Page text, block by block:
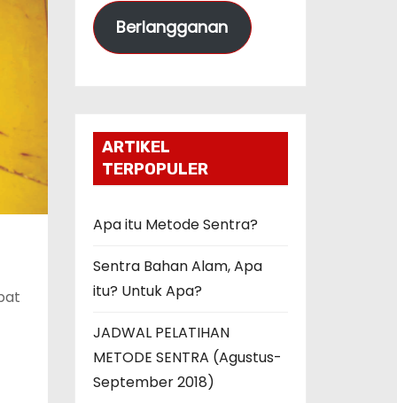
m
a
a
Berlangganan
ARTIKEL
TERPOPULER
Apa itu Metode Sentra?
Sentra Bahan Alam, Apa
itu? Untuk Apa?
JADWAL PELATIHAN
METODE SENTRA (Agustus-
September 2018)